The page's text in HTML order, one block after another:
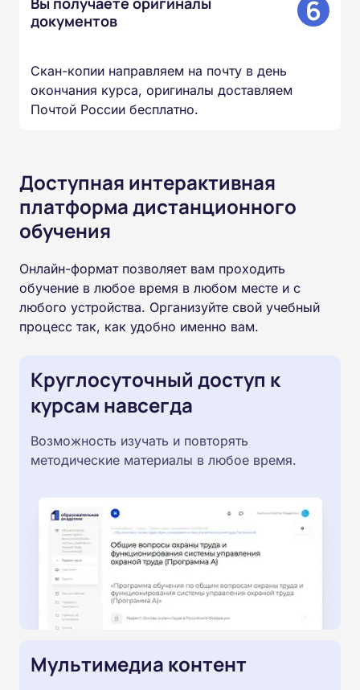
документов
6
Скан-копии направляем на почту в день
окончания курса, оригиналы доставляем
Почтой России бесплатно.
Доступная интерактивная
платформа дистанционного
обучения
Онлайн-формат позволяет вам проходить
обучение в любое время в любом месте и с
любого устройства. Организуйте свой учебный
процесс так, как удобно именно вам.
Круглосуточный доступ к
курсам навсегда
Возможность изучать и повторять
методические материалы в любое время.
Мультимедиа контент